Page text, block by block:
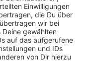
zur
den
aktuell kaum einen
geboten